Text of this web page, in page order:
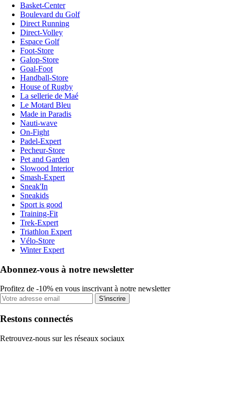
Basket-Center
Boulevard du Golf
Direct Running
Direct-Volley
Espace Golf
Foot-Store
Galop-Store
Goal-Foot
Handball-Store
House of Rugby
La sellerie de Maé
Le Motard Bleu
Made in Paradis
Nauti-wave
On-Fight
Padel-Expert
Pecheur-Store
Pet and Garden
Slowood Interior
Smash-Expert
Sneak'In
Sneakids
Sport is good
Training-Fit
Trek-Expert
Triathlon Expert
Vélo-Store
Winter Expert
Abonnez-vous à notre newsletter
Profitez de -10% en vous inscrivant à notre newsletter
S'inscrire
Restons connectés
Retrouvez-nous sur les réseaux sociaux